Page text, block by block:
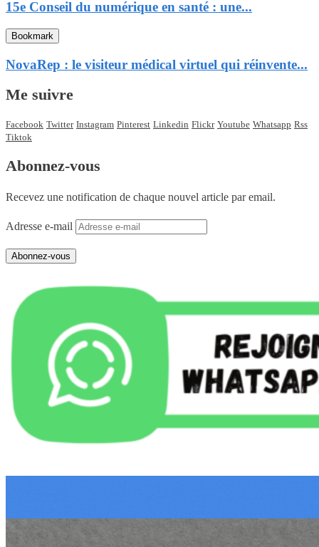
15e Conseil du numérique en santé : une...
Bookmark
NovaRep : le visiteur médical virtuel qui réinvente...
Me suivre
Facebook Twitter Instagram Pinterest Linkedin Flickr Youtube Whatsapp Rss
Tiktok
Abonnez-vous
Recevez une notification de chaque nouvel article par email.
Adresse e-mail
Abonnez-vous